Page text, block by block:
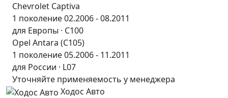
Chevrolet Captiva
1 поколение 02.2006 - 08.2011
для Европы · C100
Opel Antara (С105)
1 поколение 05.2006 - 11.2011
для России · L07
Уточняйте применяемость у менеджера
Ходос Авто